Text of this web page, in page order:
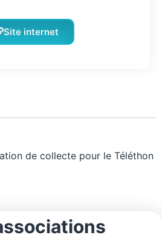
Site internet
de collecte pour le Téléthon